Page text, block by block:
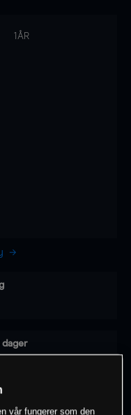
1ÅR
dager
vår fungerer som den